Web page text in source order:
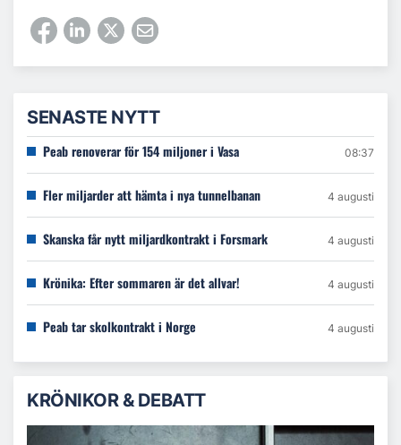
SENASTE NYTT
Peab renoverar för 154 miljoner i Vasa 08:37
Fler miljarder att hämta i nya tunnelbanan 4 augusti
Skanska får nytt miljardkontrakt i Forsmark 4 augusti
Krönika: Efter sommaren är det allvar! 4 augusti
Peab tar skolkontrakt i Norge 4 augusti
KRÖNIKOR & DEBATT